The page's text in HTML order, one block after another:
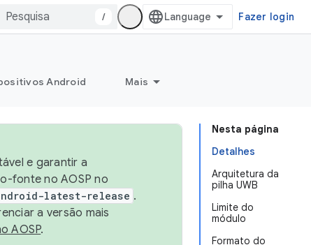
/ Fazer login
Android Mais
Nesta página
Detalhes
Arquitetura da
pilha UWB
Limite do
módulo
Formato do
e garantir a
fonte no AOSP no
latest-release .
a versão mais
AOSP.